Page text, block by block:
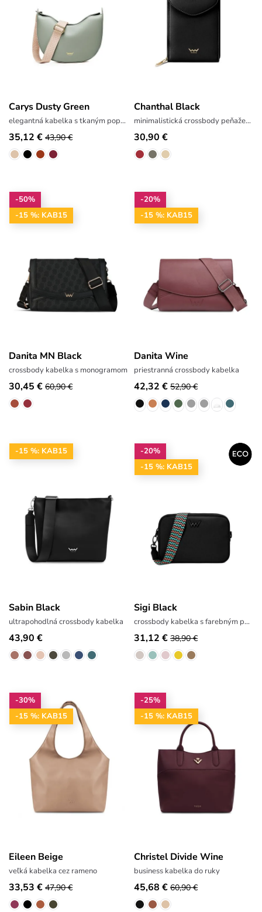
Carys Dusty Green
elegantná kabelka s tkaným popruhom
35,12 € 43,90 €
Chanthal Black
minimalistická crossbody peňaženka
30,90 €
-50%
-15 %: KAB15
Danita MN Black
crossbody kabelka s monogramom
30,45 € 60,90 €
-20%
-15 %: KAB15
Danita Wine
priestranná crossbody kabelka
42,32 € 52,90 €
-15 %: KAB15
Sabin Black
ultrapohodlná crossbody kabelka
43,90 €
-20%
-15 %: KAB15
Sigi Black
crossbody kabelka s farebným popruhom
31,12 € 38,90 €
-30%
-15 %: KAB15
Eileen Beige
veľká kabelka cez rameno
33,53 € 47,90 €
-25%
-15 %: KAB15
Christel Divide Wine
business kabelka do ruky
45,68 € 60,90 €